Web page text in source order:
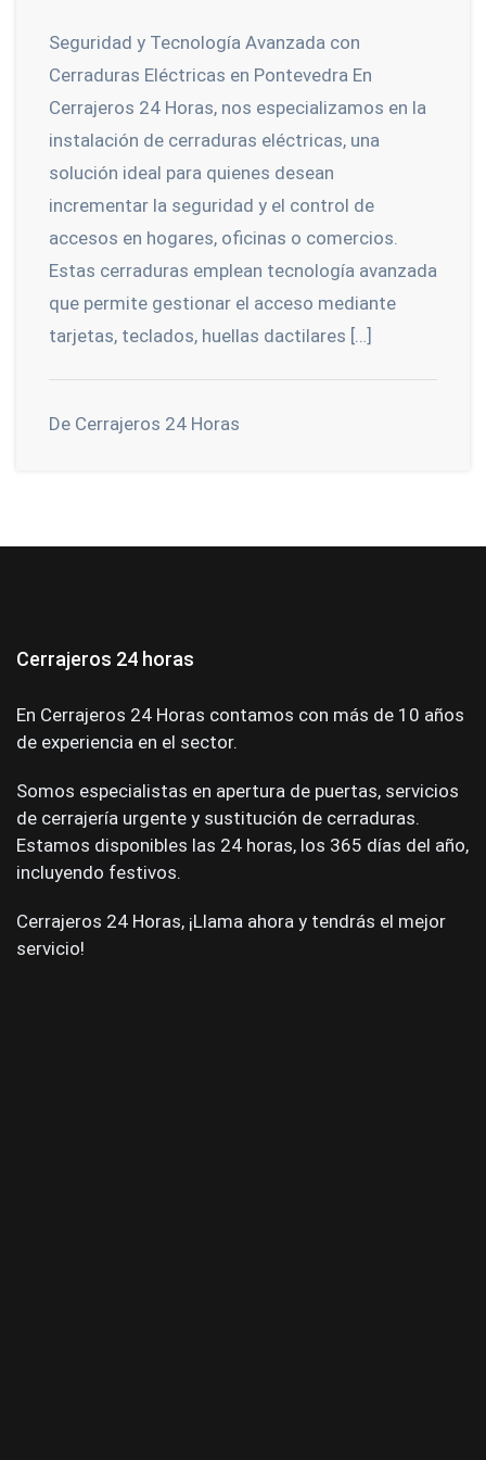
Seguridad y Tecnología Avanzada con
Cerraduras Eléctricas en Pontevedra En
Cerrajeros 24 Horas, nos especializamos en la
instalación de cerraduras eléctricas, una
solución ideal para quienes desean
incrementar la seguridad y el control de
accesos en hogares, oficinas o comercios.
Estas cerraduras emplean tecnología avanzada
que permite gestionar el acceso mediante
tarjetas, teclados, huellas dactilares […]
De Cerrajeros 24 Horas
Cerrajeros 24 horas
En Cerrajeros 24 Horas contamos con más de 10 años
de experiencia en el sector.
Somos especialistas en apertura de puertas, servicios
de cerrajería urgente y sustitución de cerraduras.
Estamos disponibles las 24 horas, los 365 días del año,
incluyendo festivos.
Cerrajeros 24 Horas, ¡Llama ahora y tendrás el mejor
servicio!